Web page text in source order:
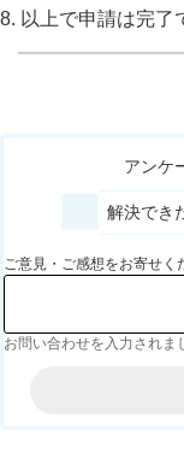
8. 以上で申請は完了
アンケ
解決でき
ご意見・ご感想をお寄せく
お問い合わせを入力されま